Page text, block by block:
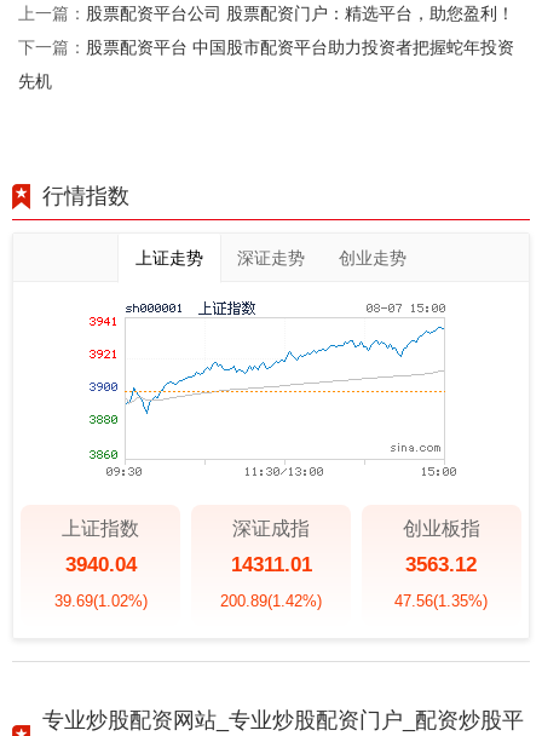
上一篇： 股票配资平台公司 股票配资门户：精选平台，助您盈利！
下一篇： 股票配资平台 中国股市配资平台助力投资者把握蛇年投资
先机
行情指数
上证走势 深证走势 创业走势
上证指数
3940.04
39.69(1.02%)
深证成指
14311.01
200.89(1.42%)
创业板指
3563.12
47.56(1.35%)
专业炒股配资网站_专业炒股配资门户_配资炒股平